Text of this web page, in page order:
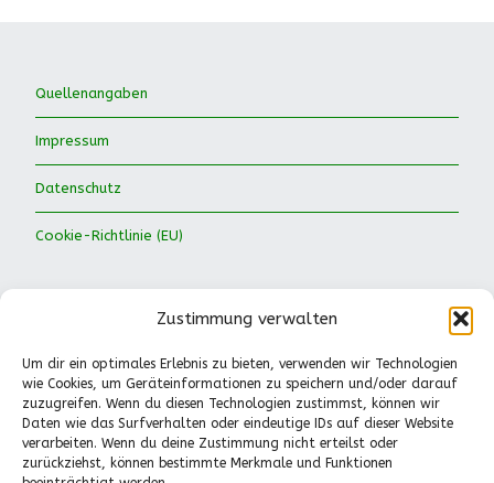
Zustimmung verwalten
Um dir ein optimales Erlebnis zu bieten, verwenden wir Technologien
wie Cookies, um Geräteinformationen zu speichern und/oder darauf
zuzugreifen. Wenn du diesen Technologien zustimmst, können wir
Daten wie das Surfverhalten oder eindeutige IDs auf dieser Website
verarbeiten. Wenn du deine Zustimmung nicht erteilst oder
zurückziehst, können bestimmte Merkmale und Funktionen
Quellenangaben
Impressum
Datenschutz
Cookie-Richtlinie (EU)
Waldkinder Ismaning e.V.
Dorfstraße 66
85737 Ismaning